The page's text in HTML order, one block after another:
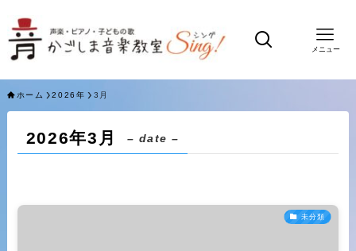
メニュー
ホーム 2026年 3月
2026年3月 – date –
未分類